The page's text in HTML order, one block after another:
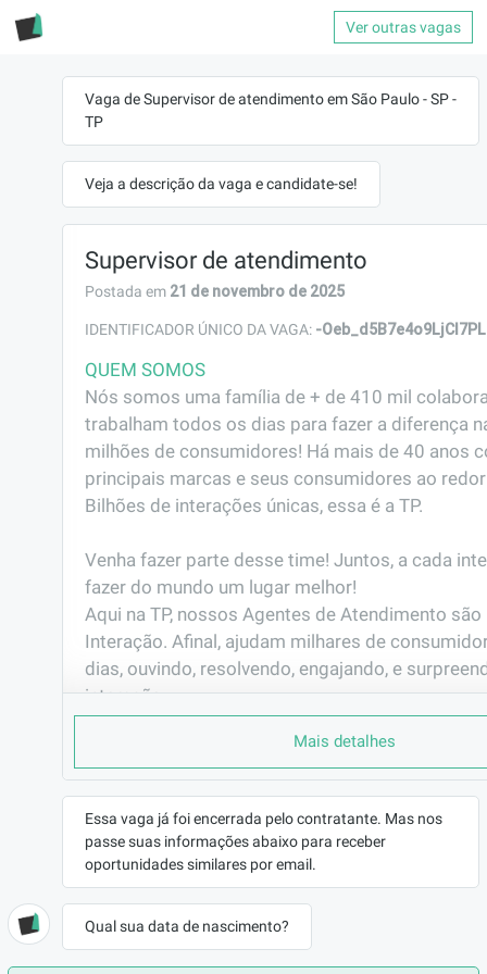
Ver outras vagas
Vaga de Supervisor de atendimento em São Paulo - SP -
TP
Veja a descrição da vaga e candidate-se!
Supervisor de atendimento
Postada em 21 de novembro de 2025
IDENTIFICADOR ÚNICO DA VAGA: -Oeb_d5B7e4o9LjCl7PL
QUEM SOMOS
Nós somos uma família de + de 410 mil
trabalham todos os dias para fazer a diferença
milhões de consumidores! Há mais de 40 anos
principais marcas e seus consumidores ao
Bilhões de interações únicas, essa é a TP.
Venha fazer parte desse time! Juntos, a cada
fazer do mundo um lugar melhor!
Aqui na TP, nossos Agentes de Atendimento
Interação. Afinal, ajudam milhares de
dias, ouvindo, resolvendo, engajando, e
interação.
PORQUE TRABALHAR AQUI
Você já pensou em fazer parte de uma das
do mundo?
Já pensou em representar grandes marcas de
seguimentos e muitas delas são as que mais
mercado? Gosta de  tecnologia e inovação?
E ainda ter plano de carreira com possibilidade
antes mesmo de completar 6 meses de
Mais detalhes
Essa vaga já foi encerrada pelo contratante. Mas nos
passe suas informações abaixo para receber
oportunidades similares por email.
Qual sua data de nascimento?